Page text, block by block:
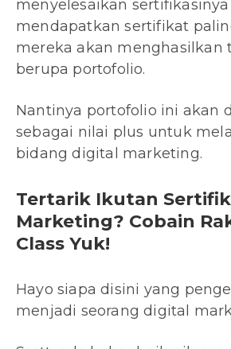
menyelesaikan sertifikasinya
mendapatkan sertifikat
mereka akan menghasilkan
berupa portofolio.
Nantinya portofolio ini akan
sebagai nilai plus untuk
bidang digital marketing.
Tertarik Ikutan
Marketing? Cobain
Class Yuk!
Hayo siapa disini yang
menjadi seorang digital